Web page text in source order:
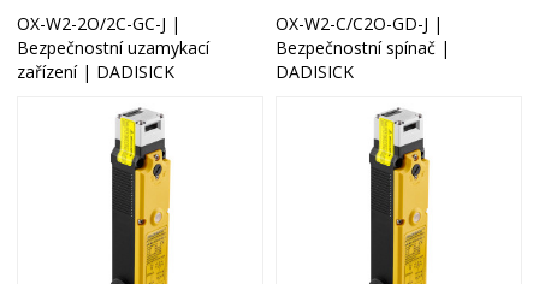
OX-W2-2O/2C-GC-J |
Bezpečnostní uzamykací
zařízení | DADISICK
OX-W2-C/C2O-GD-J |
Bezpečnostní spínač |
DADISICK